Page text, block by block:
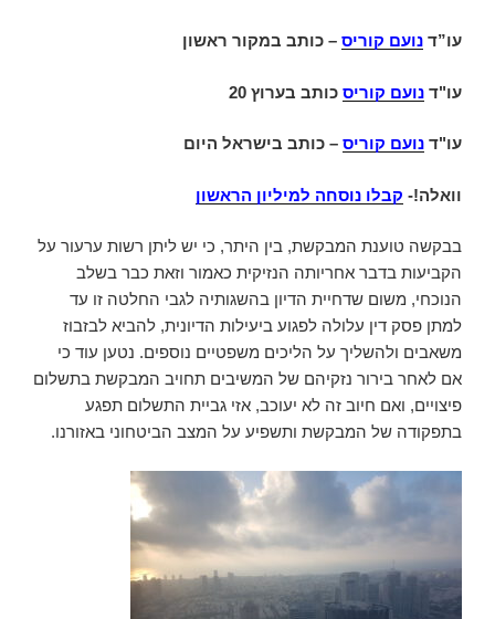
עו”ד נועם קוריס – כותב במקור ראשון
עו"ד נועם קוריס כותב בערוץ 20
עו"ד נועם קוריס – כותב בישראל היום
וואלה!- קבלו נוסחה למיליון הראשון
בבקשה טוענת המבקשת, בין היתר, כי יש ליתן רשות ערעור על
הקביעות בדבר אחריותה הנזיקית כאמור וזאת כבר בשלב
הנוכחי, משום שדחיית הדיון בהשגותיה לגבי החלטה זו עד
למתן פסק דין עלולה לפגוע ביעילות הדיונית, להביא לבזבוז
משאבים ולהשליך על הליכים משפטיים נוספים. נטען עוד כי
אם לאחר בירור נזקיהם של המשיבים תחויב המבקשת בתשלום
פיצויים, ואם חיוב זה לא יעוכב, אזי גביית התשלום תפגע
בתפקודה של המבקשת ותשפיע על המצב הביטחוני באזורנו.